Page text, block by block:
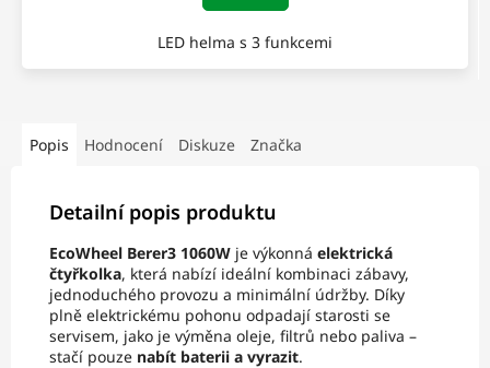
LED helma s 3 funkcemi
Popis Hodnocení Diskuze Značka
Detailní popis produktu
EcoWheel Berer3 1060W je výkonná elektrická
čtyřkolka, která nabízí ideální kombinaci zábavy,
jednoduchého provozu a minimální údržby. Díky
plně elektrickému pohonu odpadají starosti se
servisem, jako je výměna oleje, filtrů nebo paliva –
stačí pouze nabít baterii a vyrazit.